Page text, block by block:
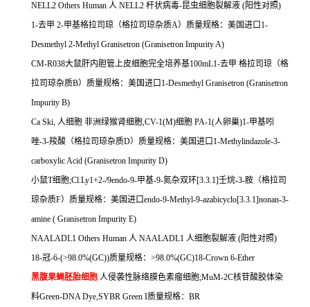
NELL2 Others Human 人 NELL2 杆状病毒-昆虫细胞裂解液 (阳性对照)
1-去甲 2-甲基格拉司琼（格拉司琼杂质A）质量规格：美国进口 1-
Desmethyl 2-Methyl Granisetron (Granisetron Impurity A)
CM-R038大鼠肝内胆管上皮细胞完全培养基100mL1-去甲 格拉司琼（格
拉司琼杂质B）质量规格：美国进口 1-Desmethyl Granisetron (Granisetron
Impurity B)
Ca Ski, 人细胞 非洲绿猴肾细胞,CV-1(M)细胞 PA-1(人卵巢)1-甲基吲
唑-3-羧酸（格拉司琼杂质D）质量规格：美国进口 1-Methylindazole-3-
carboxylic Acid (Granisetron Impurity D)
小鼠T细胞;Cl.Ly1+2-/9endo-9-甲基-9-氮杂双环[3.3.1]壬烷-3-胺（格拉司
琼杂质F）质量规格：美国进口endo-9-Methyl-9-azabicyclo[3.3.1]nonan-3-
amine ( Granisetron Impurity E)
NAALADL1 Others Human 人 NAALADL1 人细胞裂解液 (阳性对照)
18-冠-6-(>98.0%(GC))质量规格： >98.0%(GC)18-Crown 6-Ether
黑腹果蝇胚胎细胞 人侵袭性脉络膜色素瘤细胞;MuM-2C核苷酸胶体染
料Green-DNA Dye,SYBR Green I质量规格： BR